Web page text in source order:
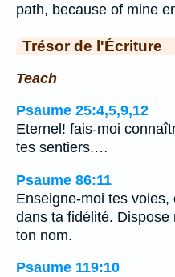
path, because of mine
Trésor de l'Écriture
Teach
Psaume 25:4,5,9,12
Eternel! fais-moi
tes sentiers.…
Psaume 86:11
Enseigne-moi tes
dans ta fidélité.
ton nom.
Psaume 119:10